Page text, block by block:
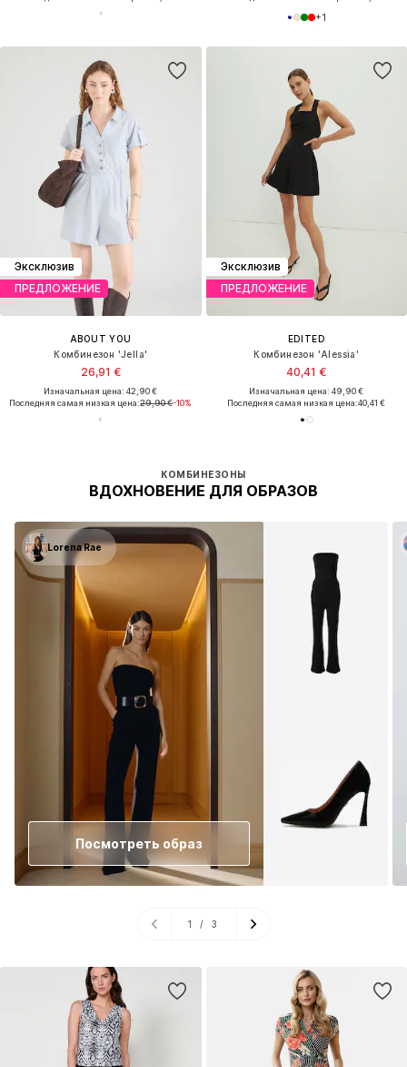
+1
Эксклюзив
ПРЕДЛОЖЕНИЕ
ABOUT YOU
Комбинезон 'Jella'
26,91 €
Изначальная цена: 42,90 €
Последняя самая низкая цена:29,90 €-10%
КОМБИНЕЗОНЫ
ВДОХНОВЕНИЕ ДЛЯ ОБРАЗОВ
Lorena Rae
Посмотреть образ
1 / 3
Эксклюзив
ПРЕДЛОЖЕНИЕ
EDITED
Комбинезон 'Alessia'
40,41 €
Изначальная цена: 49,90 €
Последняя самая низкая цена:40,41 €